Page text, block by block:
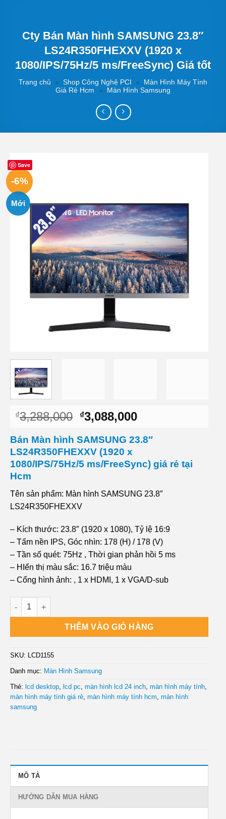
Cty Bán Màn hình SAMSUNG 23.8″
LS24R350FHEXXV (1920 x
1080/IPS/75Hz/5 ms/FreeSync) Giá tốt
Trang chủ » Shop Công Nghệ PCI »
Màn Hình Máy Tính
Giá Rẻ Hcm
» Màn Hình Samsung
Save
-6%
Mới
₫3,288,000 Giá
là:
₫3,288,000.
₫3,088,000Giá
tại
₫3,088,000.
Bán Màn hình SAMSUNG 23.8″
LS24R350FHEXXV (1920 x
1080/IPS/75Hz/5 ms/FreeSync) giá rẻ tại
Hcm
Tên sản phẩm: Màn hình SAMSUNG 23.8″
LS24R350FHEXXV
– Kích thước: 23.8″ (1920 x 1080), Tỷ lệ 16:9
– Tấm nền IPS, Góc nhìn: 178 (H) / 178 (V)
– Tần số quét: 75Hz , Thời gian phản hồi 5 ms
– HIển thị màu sắc: 16.7 triệu màu
– Cổng hình ảnh: , 1 x HDMI, 1 x VGA/D-sub
Cty Bán Màn hình SAMSUNG 23.8" LS24R350FHEXXV (1920
THÊM VÀO GIỎ HÀNG
SKU: LCD1155
Danh mục: Màn Hình Samsung
Thẻ: lcd desktop, lcd pc, màn hình lcd 24 inch, màn hình máy tính,
màn hình máy tính giá rẻ, màn hình máy tính hcm, màn hình
samsung
MÔ TẢ
HƯỚNG DẪN MUA HÀNG